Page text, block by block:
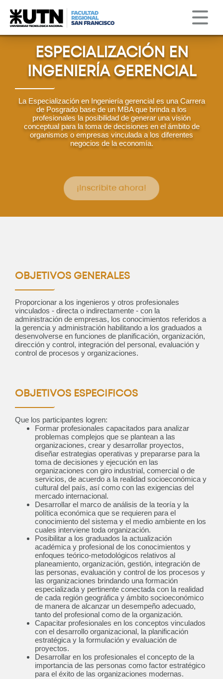
Institucional Obs. Astronómico
ESPECIALIZACIÓN EN
INGENIERÍA GERENCIAL
La Especialización en Ingeniería gerencial es una Carrera
de Posgrado base de un MBA que brinda a los
profesionales la posibilidad de generar una visión
conceptual para la toma de decisiones en el ámbito de
organismos o empresas vinculada a los diferentes
negocios de la economía.
¡Inscribite ahora!
OBJETIVOS GENERALES
Proporcionar a los ingenieros y otros profesionales
vinculados - directa o indirectamente - con la
administración de empresas, los conocimientos referidos a
la gerencia y administración habilitando a los graduados a
desenvolverse en funciones de planificación, organización,
dirección y control, integración del personal, evaluación y
control de procesos y organizaciones.
OBJETIVOS ESPECIFICOS
Que los participantes logren:
Formar profesionales capacitados para analizar
problemas complejos que se plantean a las
organizaciones, crear y desarrollar proyectos,
diseñar estrategias operativas y prepararse para la
toma de decisiones y ejecución en las
organizaciones con giro industrial, comercial o de
servicios, de acuerdo a la realidad socioeconómica y
cultural del país, así como con las exigencias del
mercado internacional.
Desarrollar el marco de análisis de la teoría y la
política económica que se requieren para el
conocimiento del sistema y el medio ambiente en los
cuales interviene toda organización.
Posibilitar a los graduados la actualización
académica y profesional de los conocimientos y
enfoques teórico-metodológicos relativos al
planeamiento, organización, gestión, integración de
las personas, evaluación y control de los procesos y
las organizaciones brindando una formación
especializada y pertinente conectada con la realidad
de cada región geográfica y ámbito socioeconómico
de manera de alcanzar un desempeño adecuado,
tanto del profesional como de la organización.
Capacitar profesionales en los conceptos vinculados
con el desarrollo organizacional, la planificación
estratégica y la formulación y evaluación de
proyectos.
Desarrollar en los profesionales el concepto de la
importancia de las personas como factor estratégico
para el éxito de las organizaciones modernas.